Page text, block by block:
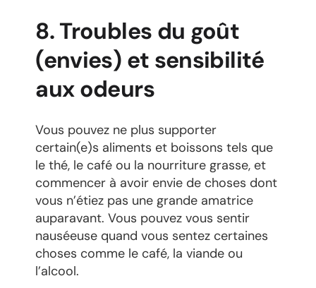
8. Troubles du goût
(envies) et sensibilité
aux odeurs
Vous pouvez ne plus supporter
certain(e)s aliments et boissons tels que
le thé, le café ou la nourriture grasse, et
commencer à avoir envie de choses dont
vous n’étiez pas une grande amatrice
auparavant. Vous pouvez vous sentir
nauséeuse quand vous sentez certaines
choses comme le café, la viande ou
l’alcool.